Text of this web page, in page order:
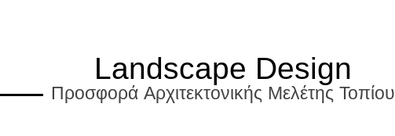
Landscape Design
Προσφορά Αρχιτεκτονικής Μελέτης Τοπίου